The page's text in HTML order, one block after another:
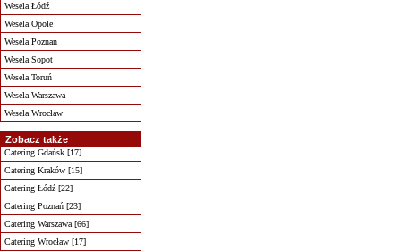
Wesela Łódź
Wesela Opole
Wesela Poznań
Wesela Sopot
Wesela Toruń
Wesela Warszawa
Wesela Wrocław
Zobacz także
Catering Gdańsk [17]
Catering Kraków [15]
Catering Łódź [22]
Catering Poznań [23]
Catering Warszawa [66]
Catering Wrocław [17]